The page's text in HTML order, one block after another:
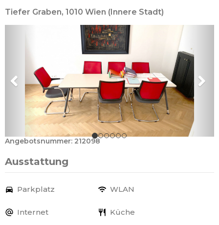
Tiefer Graben, 1010 Wien (Innere Stadt)
Angebotsnummer: 212098
Ausstattung
Parkplatz WLAN
Internet Küche